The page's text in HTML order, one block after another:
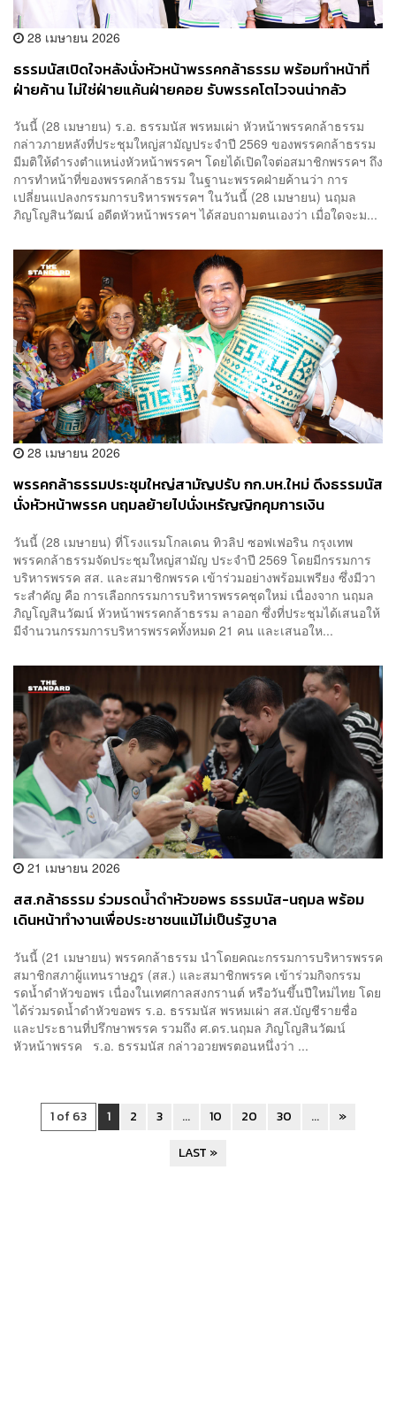
28 เมษายน 2026
ธรรมนัสเปิดใจหลังนั่งหัวหน้าพรรคกล้าธรรม พร้อมทำหน้าที่
ฝ่ายค้าน ไม่ใช่ฝ่ายแค้นฝ่ายคอย รับพรรคโตไวจนน่ากลัว
วันนี้ (28 เมษายน) ร.อ. ธรรมนัส พรหมเผ่า หัวหน้าพรรคกล้าธรรม
กล่าวภายหลังที่ประชุมใหญ่สามัญประจำปี 2569 ของพรรคกล้าธรรม
มีมติให้ดำรงตำแหน่งหัวหน้าพรรคฯ โดยได้เปิดใจต่อสมาชิกพรรคฯ ถึง
การทำหน้าที่ของพรรคกล้าธรรม ในฐานะพรรคฝ่ายค้านว่า การ
เปลี่ยนแปลงกรรมการบริหารพรรคฯ ในวันนี้ (28 เมษายน) นฤมล
ภิญโญสินวัฒน์ อดีตหัวหน้าพรรคฯ ได้สอบถามตนเองว่า เมื่อใดจะม...
28 เมษายน 2026
​พรรคกล้าธรรมประชุมใหญ่สามัญปรับ กก.บห.ใหม่ ดึงธรรมนัส
นั่งหัวหน้าพรรค นฤมลย้ายไปนั่งเหรัญญิกคุมการเงิน
วันนี้ (28 เมษายน) ที่โรงแรมโกลเดน ทิวลิป ซอฟเฟอริน กรุงเทพ
พรรคกล้าธรรมจัดประชุมใหญ่สามัญ ประจําปี 2569 โดยมีกรรมการ
บริหารพรรค สส. และสมาชิกพรรค เข้าร่วมอย่างพร้อมเพรียง ซึ่งมีวา
ระสําคัญ คือ การเลือกกรรมการบริหารพรรคชุดใหม่ เนื่องจาก นฤมล
ภิญโญสินวัฒน์ หัวหน้าพรรคกล้าธรรม ลาออก ซึ่งที่ประชุมได้เสนอให้
มีจำนวนกรรมการบริหารพรรคทั้งหมด 21 คน และเสนอให...
21 เมษายน 2026
​สส.กล้าธรรม ร่วมรดน้ำดำหัวขอพร ธรรมนัส-นฤมล พร้อม
เดินหน้าทํางานเพื่อประชาชนแม้ไม่เป็นรัฐบาล
วันนี้ (21 เมษายน) พรรคกล้าธรรม นำโดยคณะกรรมการบริหารพรรค
สมาชิกสภาผู้แทนราษฎร (สส.) และสมาชิกพรรค เข้าร่วมกิจกรรม
รดน้ำดำหัวขอพร เนื่องในเทศกาลสงกรานต์ หรือวันขึ้นปีใหม่ไทย โดย
ได้ร่วมรดน้ำดำหัวขอพร ร.อ. ธรรมนัส พรหมเผ่า สส.บัญชีรายชื่อ
และประธานที่ปรึกษาพรรค รวมถึง ศ.ดร.นฤมล ภิญโญสินวัฒน์
หัวหน้าพรรค ร.อ. ธรรมนัส กล่าวอวยพรตอนหนึ่งว่า ...
1 of 63 1 2 3 ... 10 20 30 ...
»
LAST »